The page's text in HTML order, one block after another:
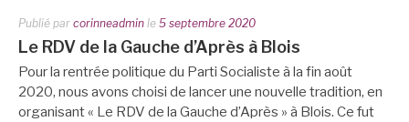
Publié par corinneadmin le 5 septembre 2020
Le RDV de la Gauche d’Après à Blois
Pour la rentrée politique du Parti Socialiste à la fin août
2020, nous avons choisi de lancer une nouvelle tradition, en
organisant « Le RDV de la Gauche d’Après » à Blois. Ce fut